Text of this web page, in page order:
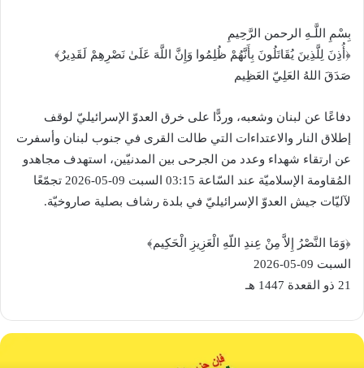
بِسْمِ اللَّـهِ الرحمن الرَّحِيمِ
‏﴿أُذِنَ لِلَّذِينَ يُقَاتَلُونَ بِأَنَّهُمْ ظُلِمُوا وَإِنَّ اللَّهَ عَلَىٰ نَصْرِهِمْ لَقَدِيرٌ﴾‏
صَدَقَ اللهُ العَلِيّ العَظِيم
دفاعًا عن لبنان وشعبه، وردًّا على خرق العدوّ الإسرائيليّ لوقف
إطلاق النار والاعتداءات التي طالت القرى في جنوب لبنان وأسفرت
عن ارتقاء شهداء وعدد من الجرحى بين المدنيّين، استهدف مجاهدو
المُقاومة الإسلاميّة عند السّاعة 03:15 السبت 09-05-2026 تجمّعًا
لآليّات جيش العدوّ الإسرائيليّ في بلدة رشاف بصلية صاروخيّة.
﴿وَمَا النَّصْرُ إِلاَّ مِنْ عِندِ اللّهِ الْعَزِيزِ الْحَكِيم﴾‏
السبت 09-05-2026‏
21 ذو القعدة 1447 هـ